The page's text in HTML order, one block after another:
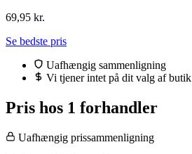
69,95 kr.
Se bedste pris
Uafhængig sammenligning
Vi tjener intet på dit valg af butik
Pris hos 1 forhandler
Uafhængig prissammenligning